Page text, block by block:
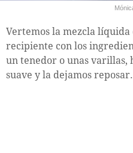
Vertemos la mezcla líquida
recipiente con los
un tenedor o unas varillas,
suave y la dejamos reposar.